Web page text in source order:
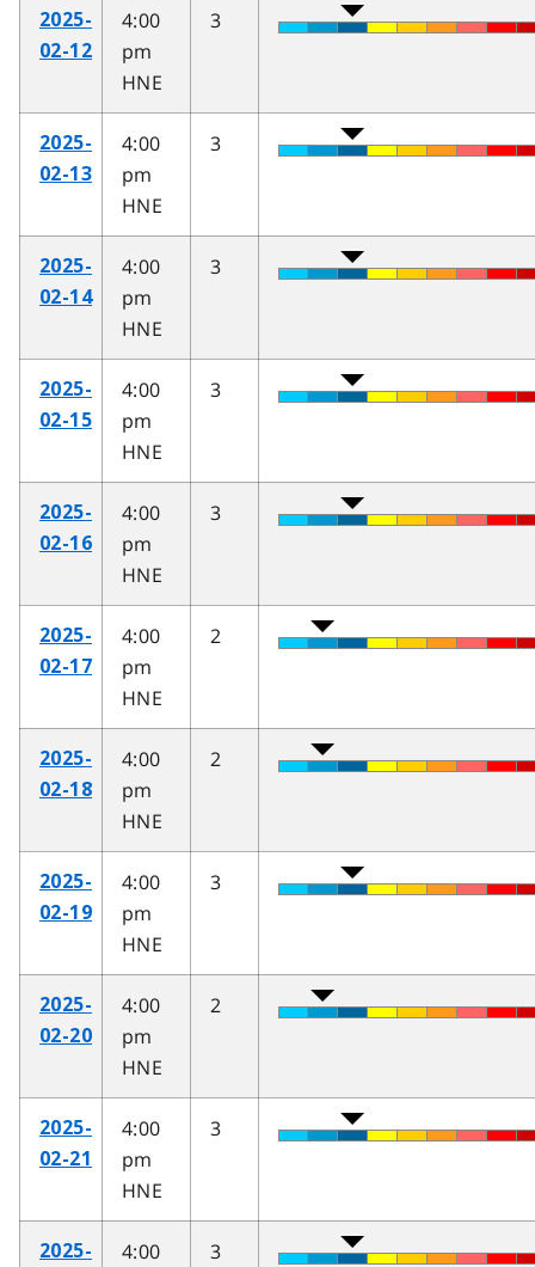
2025-
02-12
4:00
pm
HNE
3
2025-
02-13
4:00
pm
HNE
3
2025-
02-14
4:00
pm
HNE
3
2025-
02-15
4:00
pm
HNE
3
2025-
02-16
4:00
pm
HNE
3
2025-
02-17
4:00
pm
HNE
2
2025-
02-18
4:00
pm
HNE
2
2025-
02-19
4:00
pm
HNE
3
2025-
02-20
4:00
pm
HNE
2
2025-
02-21
4:00
pm
HNE
3
2025-
4:00
3